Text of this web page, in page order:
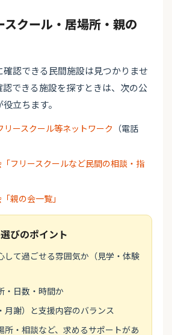
スクール・居場所・親の
認できる民間施設は見つかりませ
できる施設を探すときは、次の公
立ちます。
リースクール等ネットワーク （電話
フリースクールなど民間の相談・指
親の会一覧」
びのポイント
して過ごせる雰囲気か（見学・体験
・日数・時間か
月謝）と支援内容のバランス
所・相談など、求めるサポートがあ